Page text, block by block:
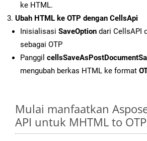
ke HTML.
Ubah HTML ke OTP dengan CellsApi
Inisialisasi SaveOption dari CellsAPI
sebagai OTP
Panggil
mengubah berkas HTML ke format
Mulai manfaatkan
API untuk MHTML to OTP